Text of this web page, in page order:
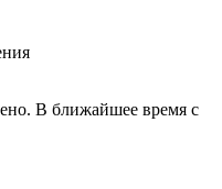
В ближайшее время с